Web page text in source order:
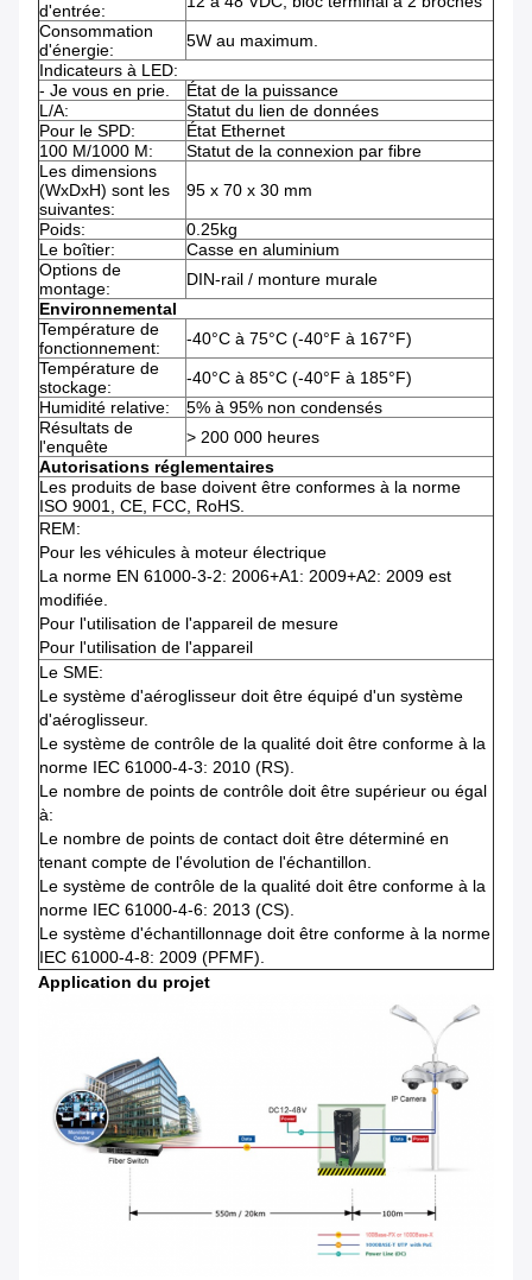
d'entrée:
Consommation
d'énergie:
5W au maximum.
Indicateurs à LED:
- Je vous en prie.
État de la puissance
L/A:
Statut du lien de données
Pour le SPD:
État Ethernet
100 M/1000 M:
Statut de la connexion par fibre
Les dimensions
(WxDxH) sont les
suivantes:
95 x 70 x 30 mm
Poids:
0.25kg
Le boîtier:
Casse en aluminium
Options de
montage:
DIN-rail / monture murale
Environnemental
Température de
fonctionnement:
-40°C à 75°C (-40°F à 167°F)
Température de
stockage:
-40°C à 85°C (-40°F à 185°F)
Humidité relative:
5% à 95% non condensés
Résultats de
l'enquête
> 200 000 heures
Autorisations réglementaires
Les produits de base doivent être conformes à la norme
ISO 9001, CE, FCC, RoHS.
REM:
Pour les véhicules à moteur électrique
La norme EN 61000-3-2: 2006+A1: 2009+A2: 2009 est
modifiée.
Pour l'utilisation de l'appareil de mesure
Pour l'utilisation de l'appareil
Le SME:
Le système d'aéroglisseur doit être équipé d'un système
d'aéroglisseur.
Le système de contrôle de la qualité doit être conforme à la
norme IEC 61000-4-3: 2010 (RS).
Le nombre de points de contrôle doit être supérieur ou égal
à:
Le nombre de points de contact doit être déterminé en
tenant compte de l'évolution de l'échantillon.
Le système de contrôle de la qualité doit être conforme à la
norme IEC 61000-4-6: 2013 (CS).
Le système d'échantillonnage doit être conforme à la norme
IEC 61000-4-8: 2009 (PFMF).
Application du projet